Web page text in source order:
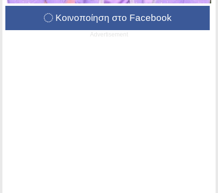
Κοινοποίηση στο Facebook
Advertisement